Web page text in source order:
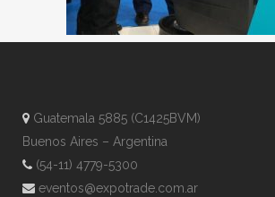
Guatemala 5885 (C1425BVM)
Buenos Aires – Argentina
(54-11) 4779-5300
eventos@expotrade.com.ar